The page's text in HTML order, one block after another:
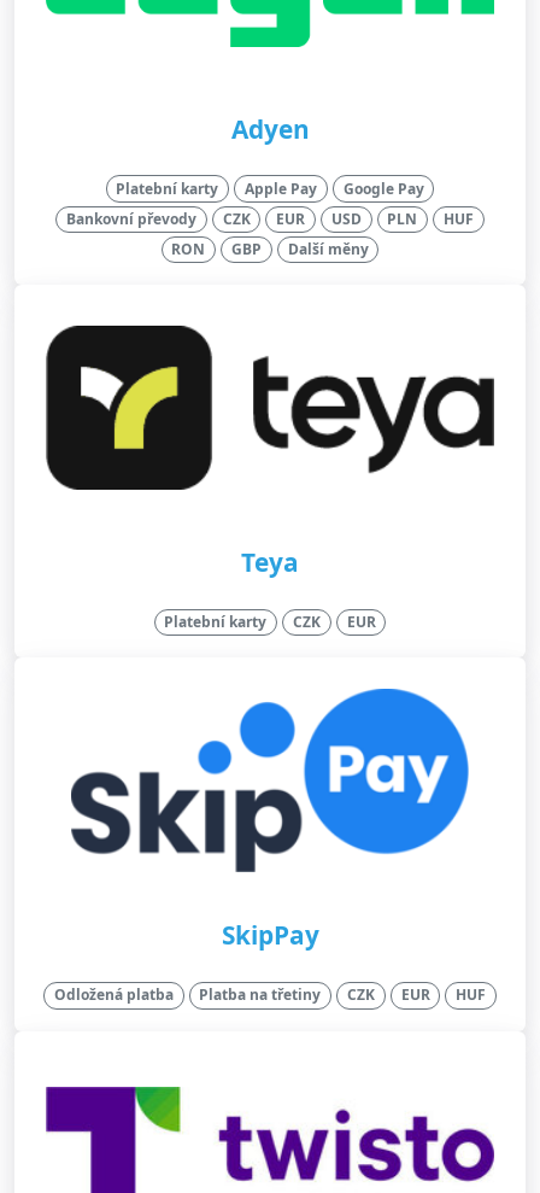
Adyen
Platební karty Apple Pay
Google Pay
Bankovní převody
CZK EUR USD PLN
HUF
RON
GBP Další měny
Teya
Platební karty CZK EUR
SkipPay
Odložená platba Platba na třetiny CZK EUR HUF